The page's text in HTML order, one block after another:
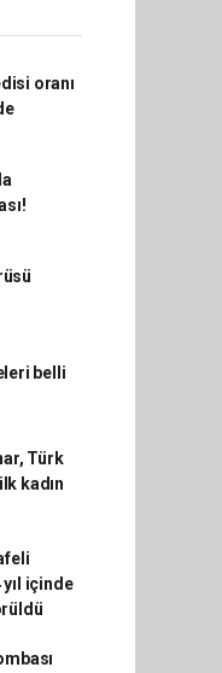
oranı
belli
Türk
kadın
içinde